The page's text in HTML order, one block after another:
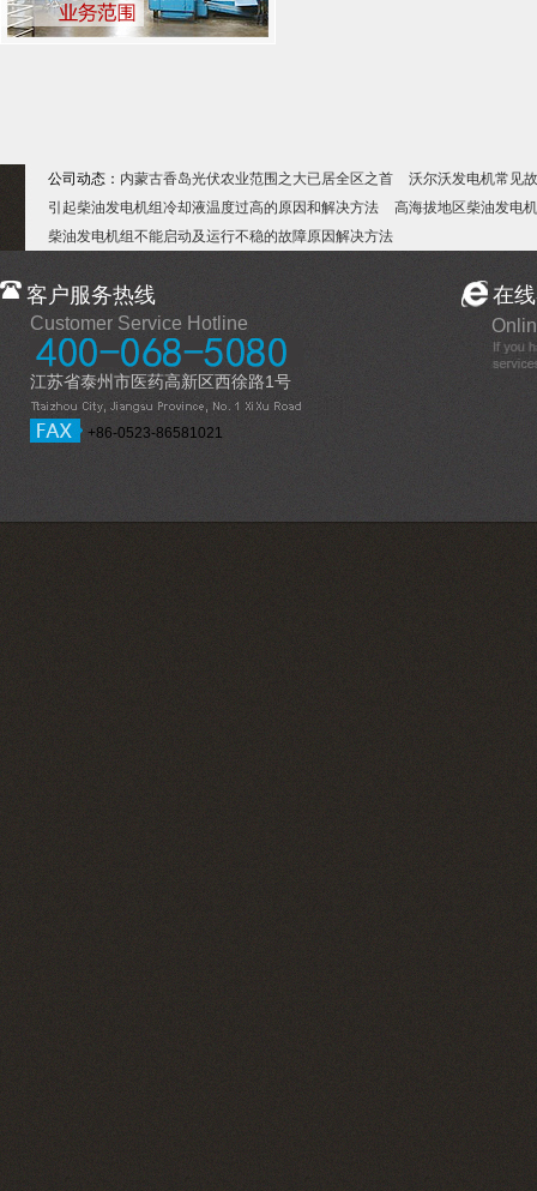
公司动态： 内蒙古香岛光伏农业范围之大已居全区之首
沃尔沃发电机常见
引起柴油发电机组冷却液温度过高的原因和解决方法
高海拔地区柴油发电
柴油发电机组不能启动及运行不稳的故障原因解决方法
客户服务热线
Customer Service Hotline
江苏省泰州市医药高新区西徐路1号
+86-0523-86581021
在